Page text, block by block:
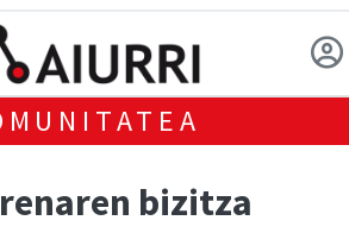
bizitza